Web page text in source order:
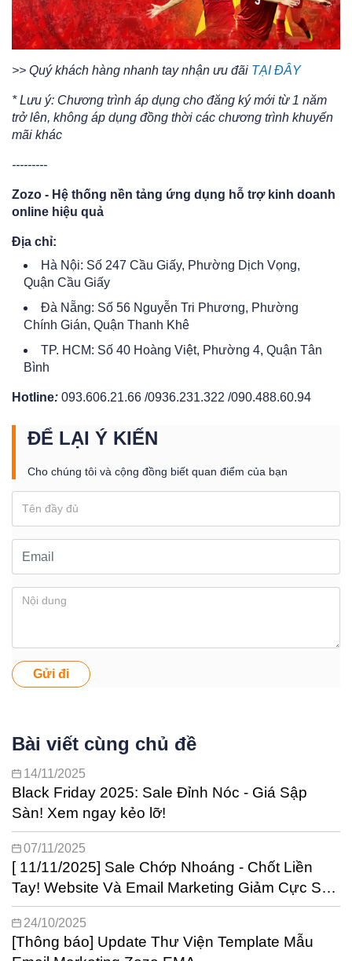
>> Quý khách hàng nhanh tay nhận ưu đãi TẠI ĐÂY
* Lưu ý: Chương trình áp dụng cho đăng ký mới từ 1 năm
trở lên, không áp dụng đồng thời các chương trình khuyến
mãi khác
---------
Zozo - Hệ thống nền tảng ứng dụng hỗ trợ kinh doanh
online hiệu quả
Địa chỉ:
Hà Nội: Số 247 Cầu Giấy, Phường Dịch Vọng,
Quận Cầu Giấy
Đà Nẵng: Số 56 Nguyễn Tri Phương, Phường
Chính Gián, Quận Thanh Khê
TP. HCM: Số 40 Hoàng Việt, Phường 4, Quận Tân
Bình
Hotline: 093.606.21.66 /0936.231.322 /090.488.60.94
ĐỂ LẠI Ý KIẾN
Cho chúng tôi và cộng đồng biết quan điểm của bạn
Gửi đi
Bài viết cùng chủ đề
14/11/2025
Black Friday 2025: Sale Đỉnh Nóc - Giá Sập
Sàn! Xem ngay kẻo lỡ!
07/11/2025
[ 11/11/2025] Sale Chớp Nhoáng - Chốt Liền
Tay! Website Và Email Marketing Giảm Cực Sốc
Lên Tới 50%
24/10/2025
[Thông báo] Update Thư Viện Template Mẫu